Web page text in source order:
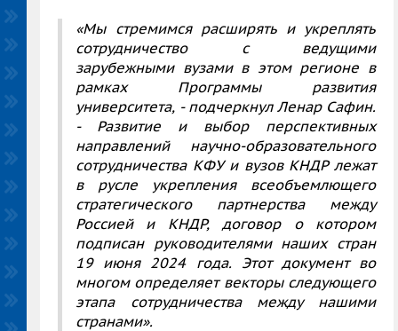
«Мы стремимся расширять и укреплять
сотрудничество с ведущими
зарубежными вузами в этом регионе в
рамках Программы развития
университета, - подчеркнул Ленар Сафин.
- Развитие и выбор перспективных
направлений научно-образовательного
сотрудничества КФУ и вузов КНДР лежат
в русле укрепления всеобъемлющего
стратегического партнерства между
Россией и КНДР, договор о котором
подписан руководителями наших стран
19 июня 2024 года. Этот документ во
многом определяет векторы следующего
этапа сотрудничества между нашими
странами».